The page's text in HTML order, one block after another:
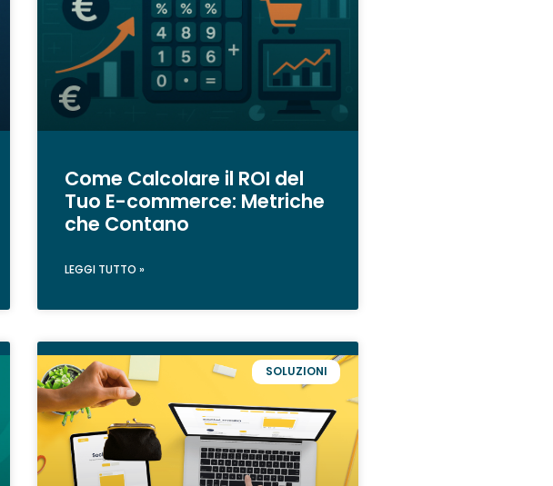
Come Calcolare il ROI del
Tuo E-commerce: Metriche
che Contano
LEGGI TUTTO »
SOLUZIONI